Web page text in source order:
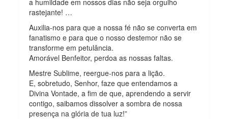
rastejante! …
Auxilia-nos para que a nossa fé não se converta em
fanatismo e para que o nosso destemor não se
transforme em petulância.
Amorável Benfeitor, perdoa as nossas faltas.
Mestre Sublime, reergue-nos para a lição.
E, sobretudo, Senhor, faze que entendamos a
Divina Vontade, a fim de que, aprendendo a servir
contigo, saibamos dissolver a sombra de nossa
presença na glória de tua luz!”